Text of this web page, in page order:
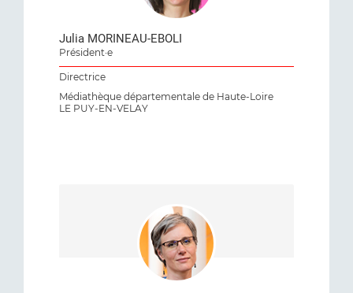
Julia MORINEAU-EBOLI
Président·e
Directrice
Médiathèque départementale de Haute-Loire
LE PUY-EN-VELAY